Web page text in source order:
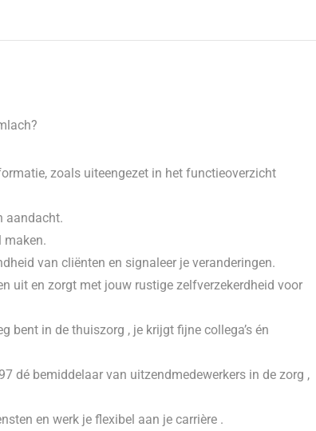
zoals uiteengezet in het functieoverzicht
aandacht.
maken.
van cliënten en signaleer je veranderingen.
uit en zorgt met jouw rustige zelfverzekerdheid voor
bent in de thuiszorg , je krijgt fijne collega’s én
dé bemiddelaar van uitzendmedewerkers in de zorg ,
en werk je flexibel aan je carrière .